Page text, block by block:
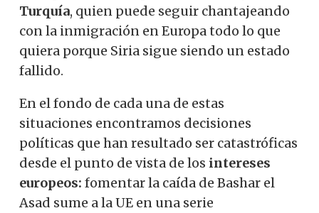
Turquía, quien puede seguir chantajeando
con la inmigración en Europa todo lo que
quiera porque Siria sigue siendo un estado
fallido.
En el fondo de cada una de estas
situaciones encontramos decisiones
políticas que han resultado ser catastróficas
desde el punto de vista de los intereses
europeos: fomentar la caída de Bashar el
Asad sume a la UE en una serie